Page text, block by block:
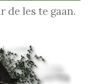
de les te gaan.